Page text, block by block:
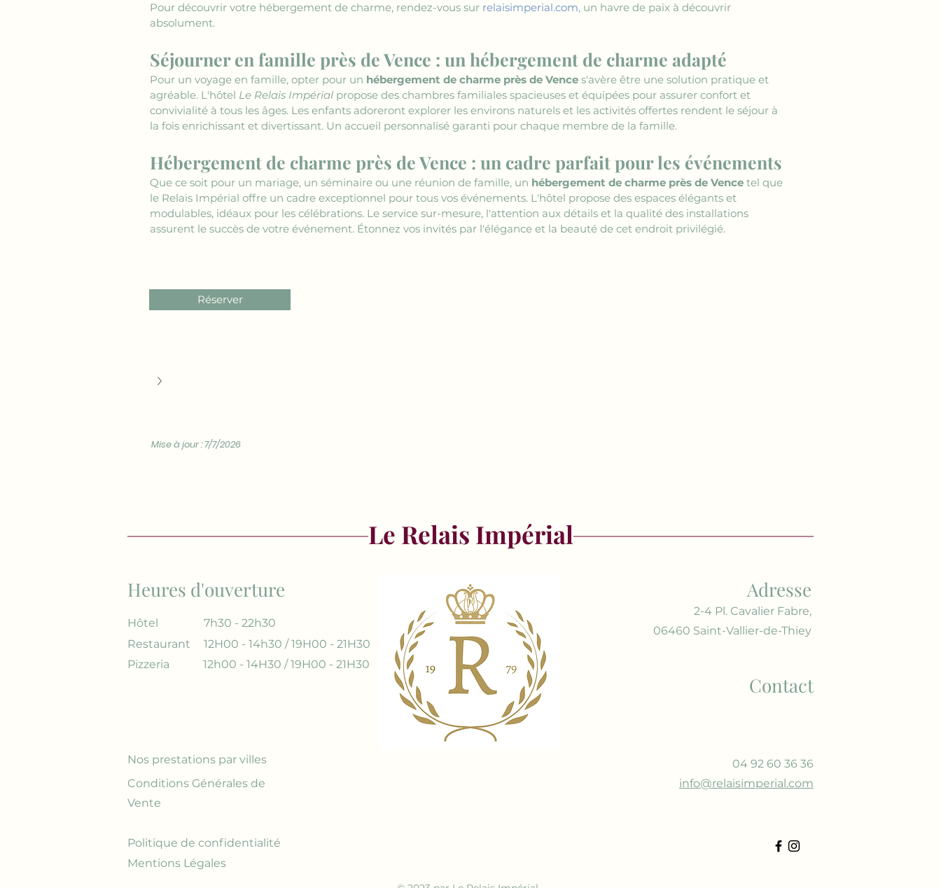
Pour découvrir votre hébergement de charme, rendez-vous sur relaisimperial.com, un havre de paix à découvrir
absolument.
Séjourner en famille près de Vence : un hébergement de charme adapté
Pour un voyage en famille, opter pour un hébergement de charme près de Vence s'avère être une solution pratique et
agréable. L'hôtel Le Relais Impérial propose des chambres familiales spacieuses et équipées pour assurer confort et
convivialité à tous les âges. Les enfants adoreront explorer les environs naturels et les activités offertes rendent le séjour à
la fois enrichissant et divertissant. Un accueil personnalisé garanti pour chaque membre de la famille.
Hébergement de charme près de Vence : un cadre parfait pour les événements
Que ce soit pour un mariage, un séminaire ou une réunion de famille, un hébergement de charme près de Vence tel que
le Relais Impérial offre un cadre exceptionnel pour tous vos événements. L'hôtel propose des espaces élégants et
modulables, idéaux pour les célébrations. Le service sur-mesure, l'attention aux détails et la qualité des installations
assurent le succès de votre événement. Étonnez vos invités par l'élégance et la beauté de cet endroit privilégié.
Réserver
Mise à jour : 7/7/2026
Le Relais Impérial
Heures d'ouverture
Hôtel
7h30 - 22h30
Restaurant
12H00 - 14h30 / 19H00 - 21H30
Pizzeria
12h00 - 14H30 / 19H00 - 21H30
Nos prestations par villes
Conditions Générales de
Vente
Politique de confidentialité
Adresse
2-4 Pl. Cavalier Fabre,
06460 Saint-Vallier-de-Thiey
Contact
04 92 60 36 36
info@relaisimperial.com
Mentions Légales